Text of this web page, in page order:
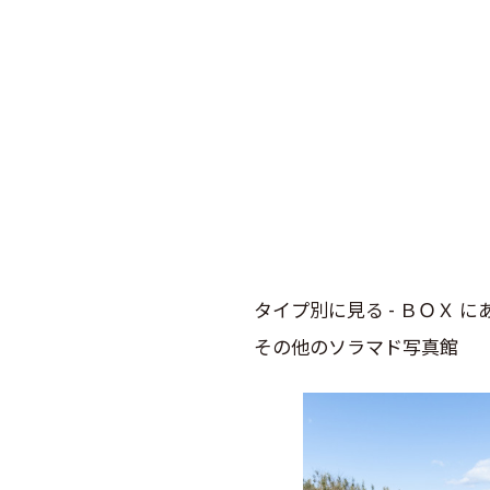
タイプ別に見る - ＢＯＸ に
その他のソラマド写真館